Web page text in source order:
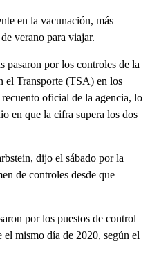
en la vacunación, más
verano para viajar.
pasaron por los controles de la
el Transporte (TSA) en los
oficial de la agencia, lo
en que la cifra supera los dos
dijo el sábado por la
de controles desde que
por los puestos de control
mismo día de 2020, según el